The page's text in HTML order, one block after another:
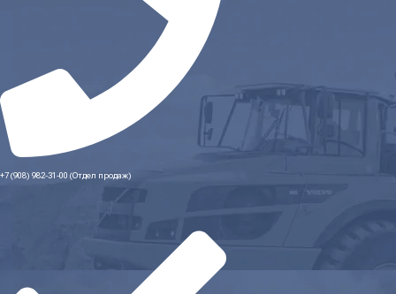
+7 (908) 982-31-00 (Отдел продаж)